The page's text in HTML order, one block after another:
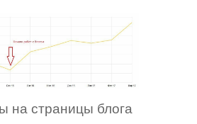
на страницы блога